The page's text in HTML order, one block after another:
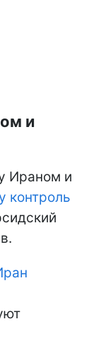
и
Ираном и
контроль